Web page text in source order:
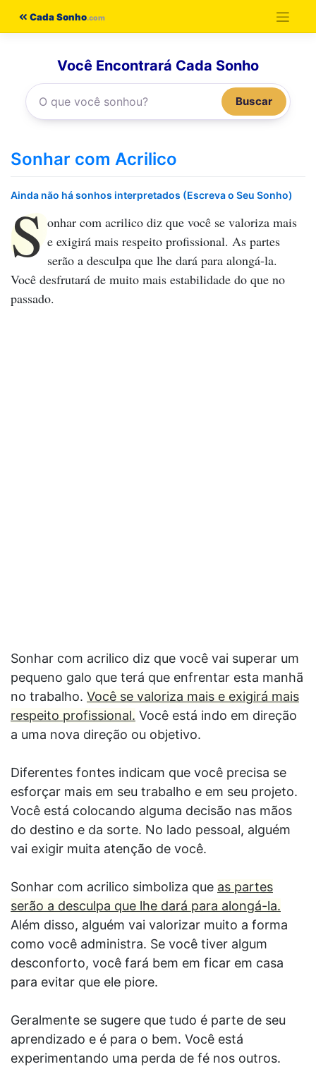
Cada Sonho
Você Encontrará Cada Sonho
Buscar
Sonhar com Acrilico
Ainda não há sonhos interpretados (Escreva o Seu Sonho)
S onhar com acrilico diz que você se valoriza mais
e exigirá mais respeito profissional. As partes
serão a desculpa que lhe dará para alongá-la.
Você desfrutará de muito mais estabilidade do que no
passado.
Sonhar com acrilico diz que você vai superar um
pequeno galo que terá que enfrentar esta manhã
no trabalho. Você se valoriza mais e exigirá mais
respeito profissional. Você está indo em direção
a uma nova direção ou objetivo.
Diferentes fontes indicam que você precisa se
esforçar mais em seu trabalho e em seu projeto.
Você está colocando alguma decisão nas mãos
do destino e da sorte. No lado pessoal, alguém
vai exigir muita atenção de você.
Sonhar com acrilico simboliza que as partes
serão a desculpa que lhe dará para alongá-la.
Além disso, alguém vai valorizar muito a forma
como você administra. Se você tiver algum
desconforto, você fará bem em ficar em casa
para evitar que ele piore.
Geralmente se sugere que tudo é parte de seu
aprendizado e é para o bem. Você está
experimentando uma perda de fé nos outros.